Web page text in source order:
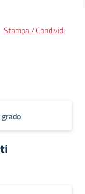
Stampa / Condividi